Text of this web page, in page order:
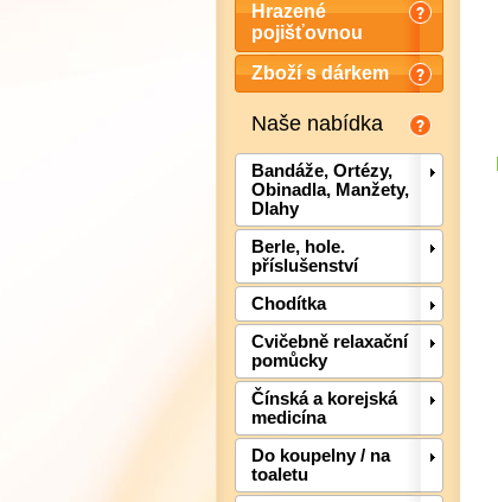
Hrazené
pojišťovnou
Zboží s dárkem
Naše nabídka
Bandáže, Ortézy,
Obinadla, Manžety,
Dlahy
Berle, hole.
příslušenství
Chodítka
Cvičebně relaxační
pomůcky
Čínská a korejská
medicína
Do koupelny / na
toaletu